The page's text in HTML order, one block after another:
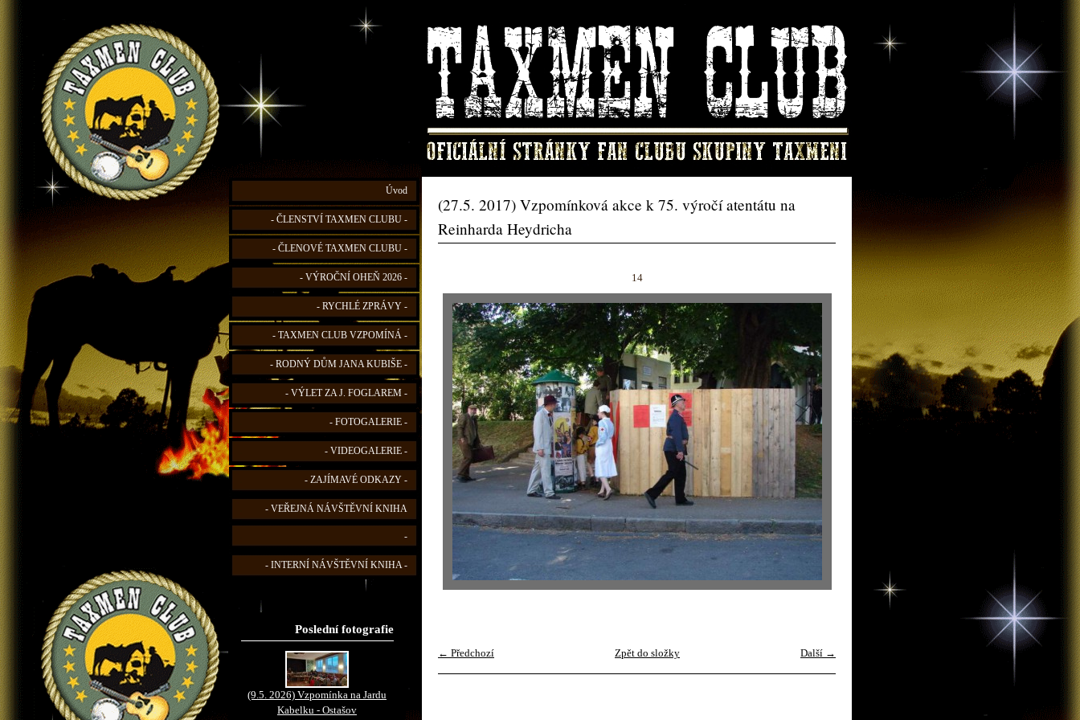
Úvod
- ČLENSTVÍ TAXMEN CLUBU -
- ČLENOVÉ TAXMEN CLUBU -
- VÝROČNÍ OHEŇ 2026 -
- RYCHLÉ ZPRÁVY -
- TAXMEN CLUB VZPOMÍNÁ -
- RODNÝ DŮM JANA KUBIŠE -
- VÝLET ZA J. FOGLAREM -
- FOTOGALERIE -
- VIDEOGALERIE -
- ZAJÍMAVÉ ODKAZY -
- VEŘEJNÁ NÁVŠTĚVNÍ KNIHA
-
- INTERNÍ NÁVŠTĚVNÍ KNIHA -
Poslední fotografie
(9.5. 2026) Vzpomínka na Jardu
Kabelku - Ostašov
(27.5. 2017) Vzpomínková akce k 75. výročí atentátu na
Reinharda Heydricha
14
← Předchozí Další →
Zpět do složky